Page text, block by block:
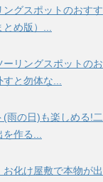
ングスポットのおすす
め版）...
ーリングスポットのお
と勿体な...
(雨の日)も楽しめる!二
作る...
お化け屋敷で本物が出